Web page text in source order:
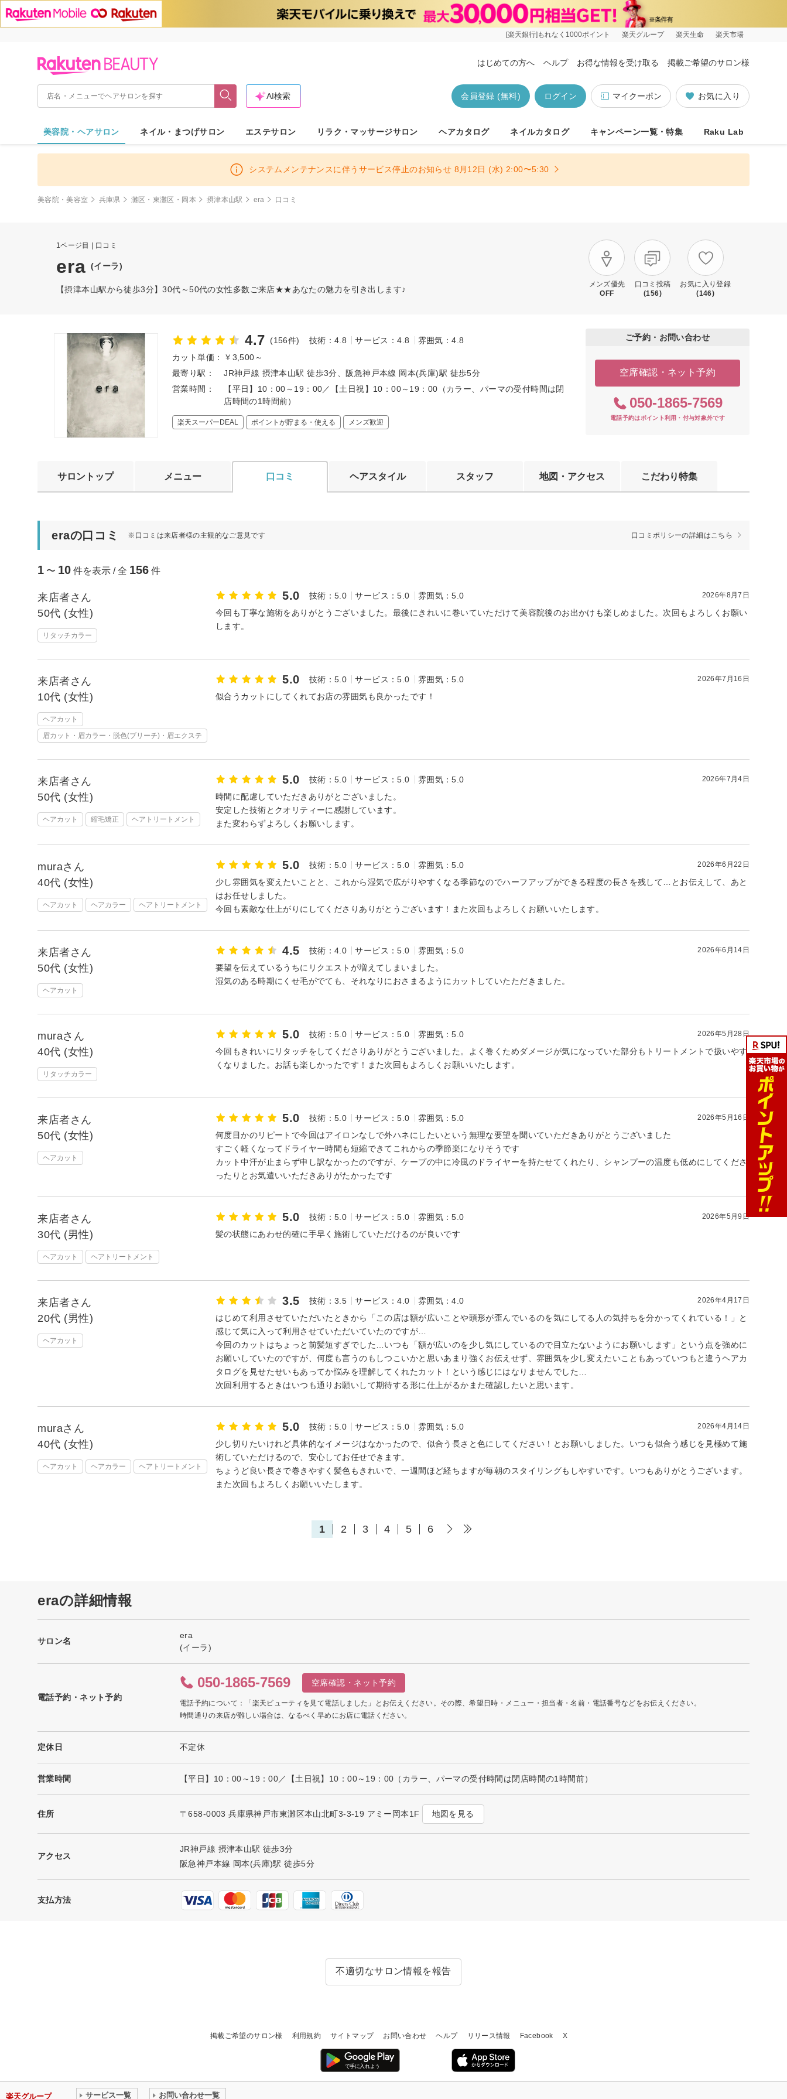
[楽天銀行]もれなく1000ポイント 楽天グループ 楽天生命 楽天市場
はじめての方へ ヘルプ お得な情報を受け取る 掲載ご希望のサロン様
お気に入り
マイクーポン
ログイン
会員登録 (無料)
AI検索
美容院・ヘアサロン ネイル・まつげサロン エステサロン リラク・マッサージサロン ヘアカタログ ネイルカタログ キャンペーン一覧・特集 Raku Lab
システムメンテナンスに伴うサービス停止のお知らせ 8月12日 (水) 2:00〜5:30
美容院・美容室 兵庫県 灘区・東灘区・岡本 摂津本山駅 era 口コミ
1ページ目 | 口コミ
era (イーラ)
【摂津本山駅から徒歩3分】30代～50代の女性多数ご来店★★あなたの魅力を引き出します♪
メンズ優先
OFF
口コミ投稿
(156)
お気に入り登録
(146)
4.7 (156件) 技術：4.8 サービス：4.8
雰囲気：4.8
カット単価：
￥3,500～
最寄り駅：
JR神戸線 摂津本山駅 徒歩3分、阪急神戸本線 岡本(兵庫)駅 徒歩5分
営業時間：
【平日】10：00～19：00／【土日祝】10：00～19：00（カラー、パーマの受付時間は閉
店時間の1時間前）
楽天スーパーDEAL ポイントが貯まる・使える メンズ歓迎
ご予約・お問い合わせ
空席確認・ネット予約
050-1865-7569
電話予約はポイント利用・付与対象外です
サロントップ メニュー 口コミ ヘアスタイル スタッフ 地図・アクセス こだわり特集
eraの口コミ ※口コミは来店者様の主観的なご意見です 口コミポリシーの詳細はこちら
1 〜 10 件を表示 / 全 156 件
来店者さん
50代 (女性)
リタッチカラー
5.0 技術：5.0 サービス：5.0 雰囲気：5.0 2026年8月7日
今回も丁寧な施術をありがとうございました。最後にきれいに巻いていただけて美容院後のお出かけも楽しめました。次回もよろしくお願い
します。
来店者さん
10代 (女性)
ヘアカット
眉カット・眉カラー・脱色(ブリーチ)・眉エクステ
5.0 技術：5.0 サービス：5.0 雰囲気：5.0 2026年7月16日
似合うカットにしてくれてお店の雰囲気も良かったです！
来店者さん
50代 (女性)
ヘアカット 縮毛矯正 ヘアトリートメント
5.0 技術：5.0 サービス：5.0 雰囲気：5.0 2026年7月4日
時間に配慮していただきありがとございました。
安定した技術とクオリティーに感謝しています。
また変わらずよろしくお願いします。
muraさん
40代 (女性)
ヘアカット ヘアカラー ヘアトリートメント
5.0 技術：5.0 サービス：5.0 雰囲気：5.0 2026年6月22日
少し雰囲気を変えたいことと、これから湿気で広がりやすくなる季節なのでハーフアップができる程度の長さを残して…とお伝えして、あと
はお任せしました。
今回も素敵な仕上がりにしてくださりありがとうございます！また次回もよろしくお願いいたします。
来店者さん
50代 (女性)
ヘアカット
4.5 技術：4.0 サービス：5.0 雰囲気：5.0 2026年6月14日
要望を伝えているうちにリクエストが増えてしまいました。
湿気のある時期にくせ毛がでても、それなりにおさまるようにカットしていたただきました。
muraさん
40代 (女性)
リタッチカラー
5.0 技術：5.0 サービス：5.0 雰囲気：5.0 2026年5月28日
今回もきれいにリタッチをしてくださりありがとうございました。よく巻くためダメージが気になっていた部分もトリートメントで扱いやす
くなりました。お話も楽しかったです！また次回もよろしくお願いいたします。
来店者さん
50代 (女性)
ヘアカット
5.0 技術：5.0 サービス：5.0 雰囲気：5.0 2026年5月16日
何度目かのリピートで今回はアイロンなしで外ハネにしたいという無理な要望を聞いていただきありがとうございました
すごく軽くなってドライヤー時間も短縮できてこれからの季節楽になりそうです
カット中汗が止まらず申し訳なかったのですが、ケープの中に冷風のドライヤーを持たせてくれたり、シャンプーの温度も低めにしてくださ
ったりとお気遣いいただきありがたかったです
来店者さん
30代 (男性)
ヘアカット ヘアトリートメント
5.0 技術：5.0 サービス：5.0 雰囲気：5.0 2026年5月9日
髪の状態にあわせ的確に手早く施術していただけるのが良いです
来店者さん
20代 (男性)
ヘアカット
3.5 技術：3.5 サービス：4.0 雰囲気：4.0 2026年4月17日
はじめて利用させていただいたときから「この店は額が広いことや頭形が歪んでいるのを気にしてる人の気持ちを分かってくれている！」と
感じて気に入って利用させていただいていたのですが…
今回のカットはちょっと前髪短すぎでした…いつも「額が広いのを少し気にしているので目立たないようにお願いします」という点を強めに
お願いしていたのですが、何度も言うのもしつこいかと思いあまり強くお伝えせず、雰囲気を少し変えたいこともあっていつもと違うヘアカ
タログを見せたせいもあってか悩みを理解してくれたカット！という感じにはなりませんでした…
次回利用するときはいつも通りお願いして期待する形に仕上がるかまた確認したいと思います。
muraさん
40代 (女性)
ヘアカット ヘアカラー ヘアトリートメント
5.0 技術：5.0 サービス：5.0 雰囲気：5.0 2026年4月14日
少し切りたいけれど具体的なイメージはなかったので、似合う長さと色にしてください！とお願いしました。いつも似合う感じを見極めて施
術していただけるので、安心してお任せできます。
ちょうど良い長さで巻きやすく髪色もきれいで、一週間ほど経ちますが毎朝のスタイリングもしやすいです。いつもありがとうございます。
また次回もよろしくお願いいたします。
1 2 3 4 5 6
eraの詳細情報
サロン名
era
(イーラ)
電話予約・ネット予約
050-1865-7569 空席確認・ネット予約
電話予約について：「楽天ビューティを見て電話しました」とお伝えください。その際、希望日時・メニュー・担当者・名前・電話番号などをお伝えください。
時間通りの来店が難しい場合は、なるべく早めにお店に電話ください。
定休日 不定休
営業時間 【平日】10：00～19：00／【土日祝】10：00～19：00（カラー、パーマの受付時間は閉店時間の1時間前）
住所 〒658-0003 兵庫県神戸市東灘区本山北町3-3-19 アミー岡本1F 地図を見る
アクセス
JR神戸線 摂津本山駅 徒歩3分
阪急神戸本線 岡本(兵庫)駅 徒歩5分
支払方法
不適切なサロン情報を報告
掲載ご希望のサロン様 利用規約 サイトマップ お問い合わせ ヘルプ リリース情報 Facebook X
楽天グループ サービス一覧 お問い合わせ一覧